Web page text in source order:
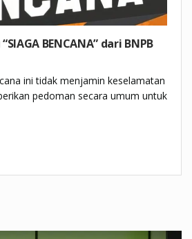
BENCANA” dari BNPB
ini tidak menjamin keselamatan
pedoman secara umum untuk